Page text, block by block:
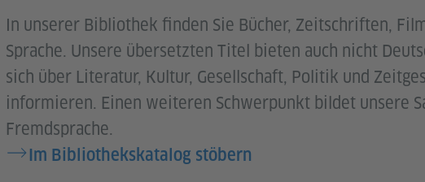
In unserer Bibliothek finden Sie Bücher, Zeitschriften,
Sprache. Unsere übersetzten Titel bieten auch nicht
sich über Literatur, Kultur, Gesellschaft, Politik und
informieren. Einen weiteren Schwerpunkt bildet unsere
Fremdsprache.
Im Bibliothekskatalog stöbern